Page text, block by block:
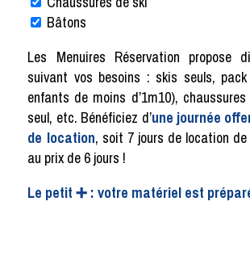
Bâtons
Les Menuires Réservation propose
suivant vos besoins : skis seuls,
enfants de moins d’1m10),
seul, etc. Bénéficiez d’une journée
de location, soit 7 jours de location
au prix de 6 jours !
Le petit ➕ : votre matériel est